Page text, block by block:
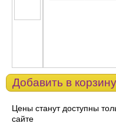
Добавить в корзину
Цены станут доступны
сайте